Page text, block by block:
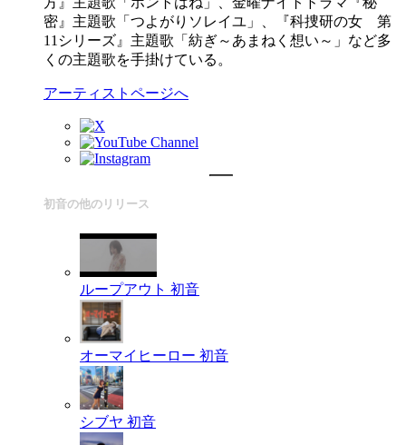
密』主題歌「つよがりソレイユ」、『科捜研の女 第
11シリーズ』主題歌「紡ぎ～あまねく想い～」など多
くの主題歌を手掛けている。
アーティストページへ
初音の他のリリース
ループアウト 初音
オーマイヒーロー 初音
シブヤ 初音